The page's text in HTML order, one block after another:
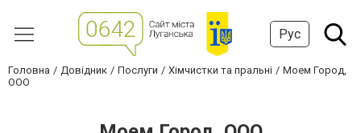
Рус
Головна Довідник Послуги Хімчистки та пральні
Моем Город,
ООО